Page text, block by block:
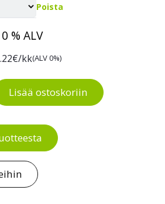
Poista
0 % ALV
22€/kk(ALV 0%)
määrä
Lisää ostoskoriin